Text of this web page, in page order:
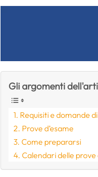
Gli argomenti
Requisiti e domande
Prove d’esame
Come prepararsi
Calendari delle